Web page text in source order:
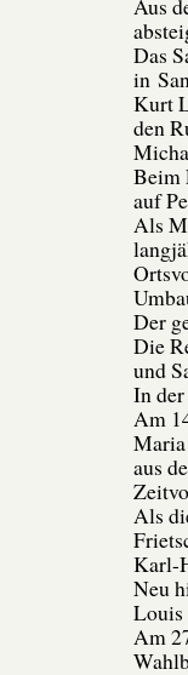
Das
in
Kurt
den
Beim
auf
Als
Der
Die
und
In
Am
aus
Als
Karl-
Neu
Louis
Am